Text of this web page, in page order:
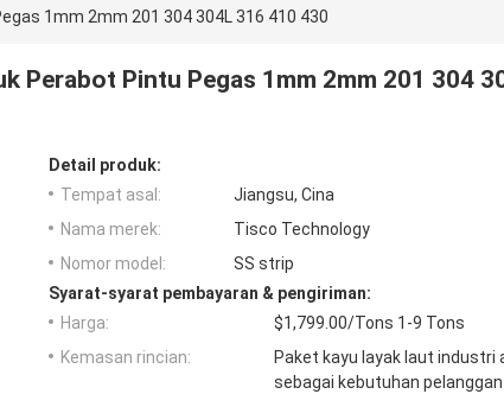
1mm 2mm 201 304 304L 316 410 430
Perabot Pintu Pegas 1mm 2mm 201 304
Detail produk:
Tempat asal:
Jiangsu, Cina
Nama merek:
Tisco Technology
Nomor model:
SS strip
Syarat-syarat pembayaran & pengiriman:
Harga:
$1,799.00/Tons 1-9 Tons
Kemasan rincian:
Paket kayu layak laut industri
sebagai kebutuhan pelanggan